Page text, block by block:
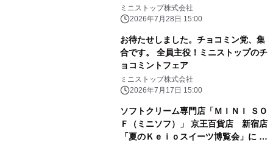
プアプリでひんやり！！」「おうちで
ひんやり！！」
ミニストップ株式会社
2026年7月28日 15:00
お待たせしました。チョコミン党、集
合です。 全員主役！ミニストップのチ
ョコミントフェア
ミニストップ株式会社
2026年7月17日 15:00
ソフトクリーム専門店「ＭＩＮＩ ＳＯ
Ｆ（ミニソフ）」 京王百貨店 新宿店
「夏のＫｅｉｏスイーツ博覧会」に ２